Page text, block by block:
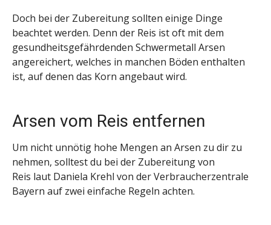
Doch bei der Zubereitung sollten einige Dinge
beachtet werden. Denn der Reis ist oft mit dem
gesundheitsgefährdenden Schwermetall Arsen
angereichert, welches in manchen Böden enthalten
ist, auf denen das Korn angebaut wird.
Arsen vom Reis entfernen
Um nicht unnötig hohe Mengen an Arsen zu dir zu
nehmen, solltest du bei der Zubereitung von
Reis laut Daniela Krehl von der Verbraucherzentrale
Bayern auf zwei einfache Regeln achten.